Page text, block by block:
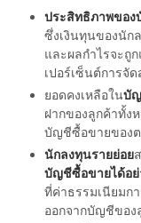
ประสิทธิภาพของ
ซึ่งเงินทุนของนัก
และผลกำไรจะถู
เปอร์เซ็นต์การจัด
ยอดคงเหลือในบัญ
ฝากของลูกค้าทั้ง
บัญชีซื้อขายของต
นักลงทุนรายย่อย
บัญชีซื้อขายได้อย่
ที่ค่าธรรมเนียมก
ออกจากบัญชีของ